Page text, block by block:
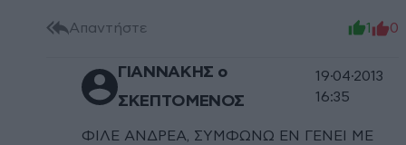
Απαντήστε 1 0
ΓΙΑΝΝΑΚΗΣ ο
ΣΚΕΠΤΟΜΕΝΟΣ
19·04·2013
16:35
ΦΙΛΕ ΑΝΔΡΕΑ, ΣΥΜΦΩΝΩ ΕΝ ΓΕΝΕΙ ΜΕ